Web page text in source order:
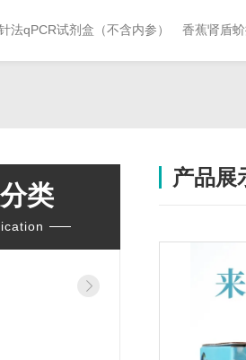
法qPCR试剂盒（不含内参） 香蕉肾盾
类
产品展